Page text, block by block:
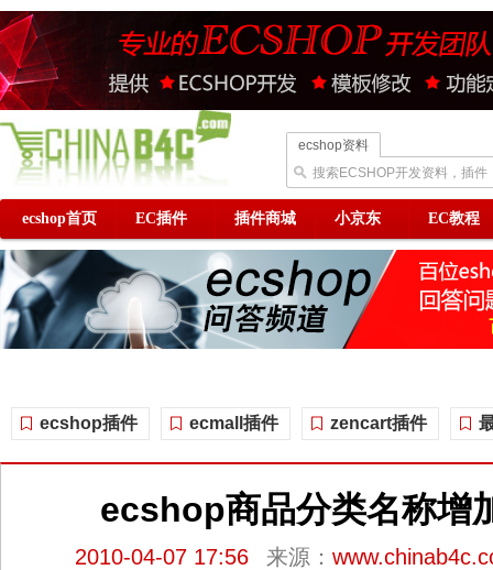
ecshop资料
搜索ECSHOP开发资料，插件
ecshop首页 EC插件 插件商城 小京东 EC教程
ecshop插件 ecmall插件 zencart插件
ecshop商品分类名称增
2010-04-07 17:56 来源：